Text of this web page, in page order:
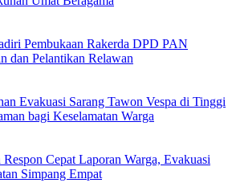
Pembukaan Rakerda DPD PAN
dan Pelantikan Relawan
Evakuasi Sarang Tawon Vespa di Tinggi
bagi Keselamatan Warga
Respon Cepat Laporan Warga, Evakuasi
Simpang Empat